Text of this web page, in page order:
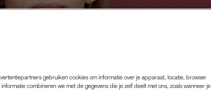
gebruiken cookies om informatie over je apparaat, locatie, browser
combineren we met de gegevens die je zelf deelt met ons, zoals wanneer je